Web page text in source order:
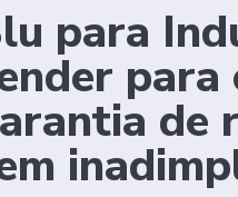
para
para
de